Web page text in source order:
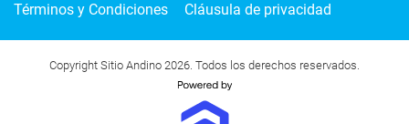
Términos y Condiciones Cláusula de privacidad
Copyright Sitio Andino 2026. Todos los derechos reservados.